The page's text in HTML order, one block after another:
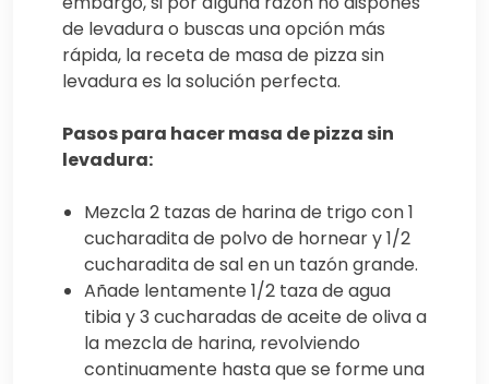
de levadura o buscas una opción más
rápida, la receta de masa de pizza sin
levadura es la solución perfecta.
Pasos para hacer masa de pizza sin
levadura:
Mezcla 2 tazas de harina de trigo con 1
cucharadita de polvo de hornear y 1/2
cucharadita de sal en un tazón grande.
Añade lentamente 1/2 taza de agua
tibia y 3 cucharadas de aceite de oliva a
la mezcla de harina, revolviendo
continuamente hasta que se forme una